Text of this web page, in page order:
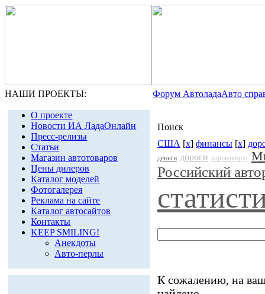
НАШИ ПРОЕКТЫ: Форум АвтоладаАвто
О проекте
Новости ИА ЛадаОнлайн
Пресс-релизы
Статьи
Магазин автотоваров
Цены дилеров
Каталог моделей
Фотогалерея
Реклама на сайте
Каталог автосайтов
Контакты
KEEP SMILING!
Анекдоты
Авто-перлы
Поиск
США [x] финансы [x]
деньги дороги коронавирус
Российский
К сожалению, на